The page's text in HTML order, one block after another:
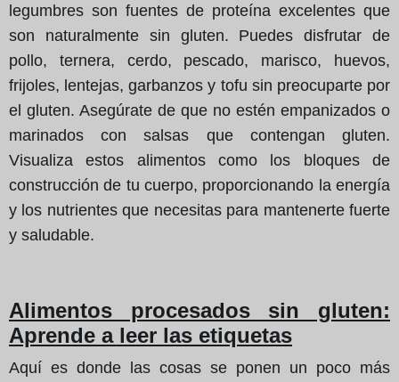
legumbres son fuentes de proteína excelentes que
son naturalmente sin gluten. Puedes disfrutar de
pollo, ternera, cerdo, pescado, marisco, huevos,
frijoles, lentejas, garbanzos y tofu sin preocuparte por
el gluten. Asegúrate de que no estén empanizados o
marinados con salsas que contengan gluten.
Visualiza estos alimentos como los bloques de
construcción de tu cuerpo, proporcionando la energía
y los nutrientes que necesitas para mantenerte fuerte
y saludable.
Alimentos procesados sin gluten:
Aprende a leer las etiquetas
Aquí es donde las cosas se ponen un poco más